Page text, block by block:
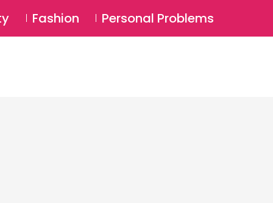
Login ⚲
Fashion Personal Problems